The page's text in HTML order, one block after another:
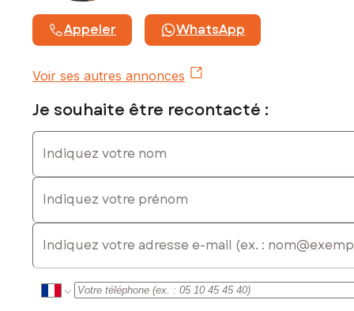
Appeler WhatsApp
Voir ses autres annonces
Je souhaite être recontacté :
Indiquez votre nom
Indiquez votre prénom
E-mail